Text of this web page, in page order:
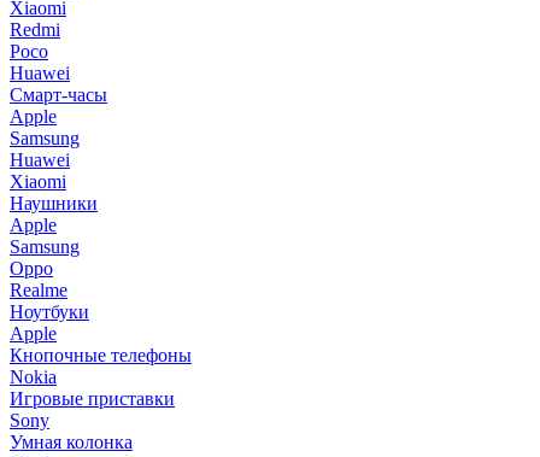
Xiaomi
Redmi
Poco
Huawei
Смарт-часы
Apple
Samsung
Huawei
Xiaomi
Наушники
Apple
Samsung
Oppo
Realme
Ноутбуки
Apple
Кнопочные телефоны
Nokia
Игровые приставки
Sony
Умная колонка